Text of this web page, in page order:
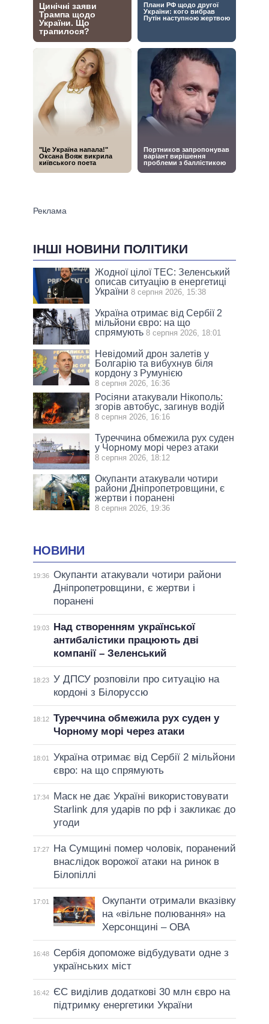
ІНШІ НОВИНИ ПОЛІТИКИ
Жодної цілої ТЕС: Зеленський
описав ситуацію в енергетиці
України 8 серпня 2026, 15:38
Україна отримає від Сербії 2
мільйони євро: на що
спрямують 8 серпня 2026, 18:01
Невідомий дрон залетів у
Болгарію та вибухнув біля
кордону з Румунією
8 серпня 2026, 16:36
Росіяни атакували Нікополь:
згорів автобус, загинув водій
8 серпня 2026, 16:16
Туреччина обмежила рух суден
у Чорному морі через атаки
8 серпня 2026, 18:12
Окупанти атакували чотири
райони Дніпропетровщини, є
жертви і поранені
8 серпня 2026, 19:36
НОВИНИ
19:36 Окупанти атакували чотири райони
Дніпропетровщини, є жертви і
поранені
19:03
Над створенням української
антибалістики працюють дві
компанії – Зеленський
18:23 У ДПСУ розповіли про ситуацію на
кордоні з Білоруссю
18:12 Туреччина обмежила рух суден у
Чорному морі через атаки
18:01
Україна отримає від Сербії 2 мільйони
євро: на що спрямують
17:34
Маск не дає Україні використовувати
Starlink для ударів по рф і закликає до
угоди
17:27
На Сумщині помер чоловік, поранений
внаслідок ворожої атаки на ринок в
Білопіллі
17:01
Окупанти отримали вказівку
на «вільне полювання» на
Херсонщині – ОВА
16:48
Сербія допоможе відбудувати одне з
українських міст
16:42
ЄС виділив додаткові 30 млн євро на
підтримку енергетики України